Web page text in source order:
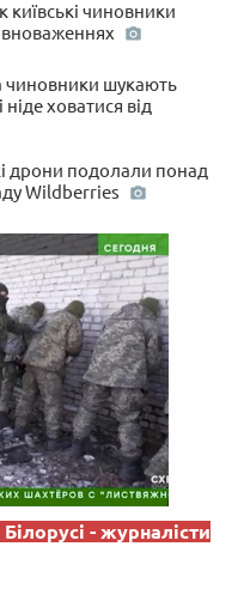
київські чиновники
чиновники шукають
ховатися від
дрони подолали понад
Wildberries
- журналісти